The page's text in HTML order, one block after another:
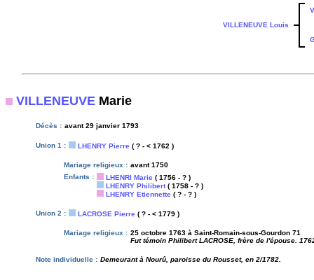
VILLENEUVE Louis
VILLENEUVE Marie
Décès : avant 29 janvier 1793
Union 1 : LHENRY Pierre ( ? - < 1762 )
Mariage religieux : avant 1750
Enfants :
LHENRI Marie ( 1756 - ? )
LHENRY Philibert( 1758 - ? )
LHENRY Etiennette ( ? - ? )
Union 2 : LACROSE Pierre ( ? - < 1779 )
Mariage religieux : 25 octobre 1763 à Saint-Romain-sous-Gourdon 71
Fut témoin Philibert LACROSE, frère de l'épouse.
Note individuelle : Demeurant à Nourû, paroisse du Rousset, en 2/1782.